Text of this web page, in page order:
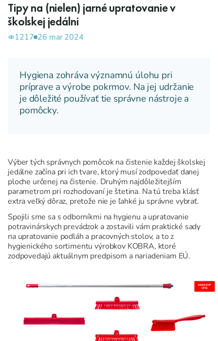
Tipy na (nielen) jarné upratovanie v
školskej jedálni
1217 26 mar 2024
Hygiena zohráva významnú úlohu pri
príprave a výrobe pokrmov. Na jej udržanie
je dôležité používať tie správne nástroje a
pomôcky.
Výber tých správnych pomôcok na čistenie každej školskej
jedálne začína pri ich tvare, ktorý musí zodpovedať danej
ploche určenej na čistenie. Druhým najdôležitejším
parametrom pri rozhodovaní je štetina. Na tú treba klásť
extra veľký dôraz, pretože nie je ľahké ju správne vybrať.
Spojili sme sa s odborníkmi na hygienu a upratovanie
potravinárskych prevádzok a zostavili vám praktické sady
na upratovanie podláh a pracovných stolov, a to z
hygienického sortimentu výrobkov KOBRA, ktoré
zodpovedajú aktuálnym predpisom a nariadeniam EÚ.